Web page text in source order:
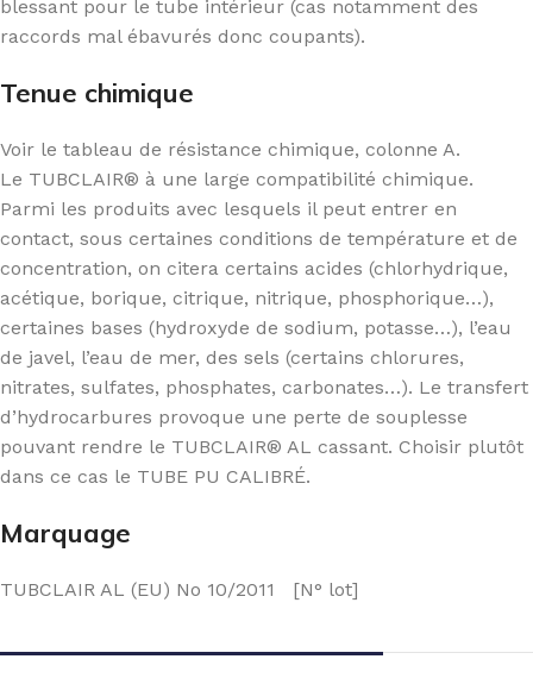
blessant pour le tube intérieur (cas notamment des
raccords mal ébavurés donc coupants).
Tenue chimique
Voir le tableau de résistance chimique, colonne A.
Le TUBCLAIR® à une large compatibilité chimique.
Parmi les produits avec lesquels il peut entrer en
contact, sous certaines conditions de température et de
concentration, on citera certains acides (chlorhydrique,
acétique, borique, citrique, nitrique, phosphorique…),
certaines bases (hydroxyde de sodium, potasse…), l’eau
de javel, l’eau de mer, des sels (certains chlorures,
nitrates, sulfates, phosphates, carbonates…). Le transfert
d’hydrocarbures provoque une perte de souplesse
pouvant rendre le TUBCLAIR® AL cassant. Choisir plutôt
dans ce cas le TUBE PU CALIBRÉ.
Marquage
TUBCLAIR AL (EU) No 10/2011 [N° lot]